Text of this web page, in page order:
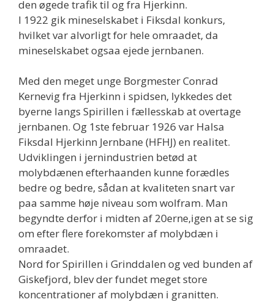
den øgede trafik til og fra Hjerkinn.
I 1922 gik mineselskabet i Fiksdal konkurs,
hvilket var alvorligt for hele omraadet, da
mineselskabet ogsaa ejede jernbanen.
Med den meget unge Borgmester Conrad
Kernevig fra Hjerkinn i spidsen, lykkedes det
byerne langs Spirillen i fællesskab at overtage
jernbanen. Og 1ste februar 1926 var Halsa
Fiksdal Hjerkinn Jernbane (HFHJ) en realitet.
Udviklingen i jernindustrien betød at
molybdænen efterhaanden kunne forædles
bedre og bedre, sådan at kvaliteten snart var
paa samme høje niveau som wolfram. Man
begyndte derfor i midten af 20erne,igen at se sig
om efter flere forekomster af molybdæn i
omraadet.
Nord for Spirillen i Grinddalen og ved bunden af
Giskefjord, blev der fundet meget store
koncentrationer af molybdæn i granitten.